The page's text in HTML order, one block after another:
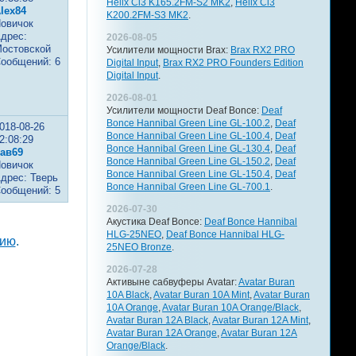
6
08-26
Тверь
5
.
Helix Ci3 K165.2FM-S2 MK2, Helix Ci3
K200.2FM-S3 MK2.
2026-08-05
Усилители мощности Brax: Brax RX2 PRO
Digital Input, Brax RX2 PRO Founders Edition
Digital Input.
2026-08-01
Усилители мощности Deaf Bonce: Deaf
Bonce Hannibal Green Line GL-100.2, Deaf
Bonce Hannibal Green Line GL-100.4, Deaf
Bonce Hannibal Green Line GL-130.4, Deaf
Bonce Hannibal Green Line GL-150.2, Deaf
Bonce Hannibal Green Line GL-150.4, Deaf
Bonce Hannibal Green Line GL-700.1.
2026-07-30
Акустика Deaf Bonce: Deaf Bonce Hannibal
HLG-25NEO, Deaf Bonce Hannibal HLG-
25NEO Bronze.
2026-07-28
Активыне сабвуферы Avatar:Avatar Buran
10A Black,Avatar Buran 10A Mint,Avatar Buran
10A Orange,Avatar Buran 10A Orange/Black,
Avatar Buran 12A Black,Avatar Buran 12A Mint,
Avatar Buran 12A Orange,Avatar Buran 12A
Orange/Black.